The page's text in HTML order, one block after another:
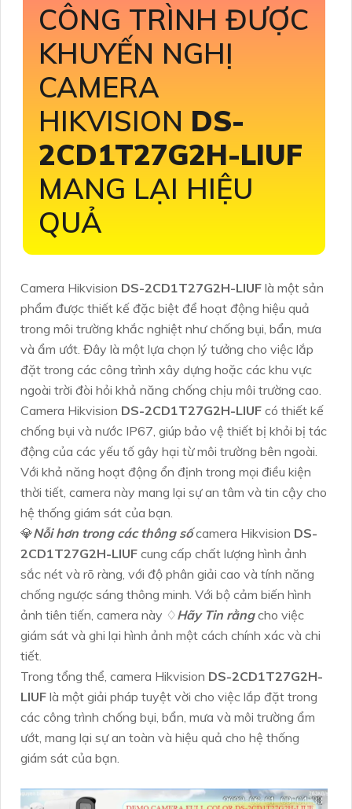
CÔNG TRÌNH ĐƯỢC
KHUYẾN NGHỊ
CAMERA
HIKVISION DS-
2CD1T27G2H-LIUF
MANG LẠI HIỆU
QUẢ
Camera Hikvision DS-2CD1T27G2H-LIUF là một sản
phẩm được thiết kế đặc biệt để hoạt động hiệu quả
trong môi trường khắc nghiệt như chống bụi, bẩn, mưa
và ẩm ướt. Đây là một lựa chọn lý tưởng cho việc lắp
đặt trong các công trình xây dựng hoặc các khu vực
ngoài trời đòi hỏi khả năng chống chịu môi trường cao.
Camera Hikvision DS-2CD1T27G2H-LIUF có thiết kế
chống bụi và nước IP67, giúp bảo vệ thiết bị khỏi bị tác
động của các yếu tố gây hại từ môi trường bên ngoài.
Với khả năng hoạt động ổn định trong mọi điều kiện
thời tiết, camera này mang lại sự an tâm và tin cậy cho
hệ thống giám sát của bạn.
💎Nỗi hơn trong các thông sốcamera Hikvision DS-
2CD1T27G2H-LIUF cung cấp chất lượng hình ảnh
sắc nét và rõ ràng, với độ phân giải cao và tính năng
chống ngược sáng thông minh. Với bộ cảm biến hình
ảnh tiên tiến, camera này ♢Hãy Tin rằngcho việc
giám sát và ghi lại hình ảnh một cách chính xác và chi
tiết.
Trong tổng thể, camera Hikvision DS-2CD1T27G2H-
LIUF là một giải pháp tuyệt vời cho việc lắp đặt trong
các công trình chống bụi, bẩn, mưa và môi trường ẩm
ướt, mang lại sự an toàn và hiệu quả cho hệ thống
giám sát của bạn.